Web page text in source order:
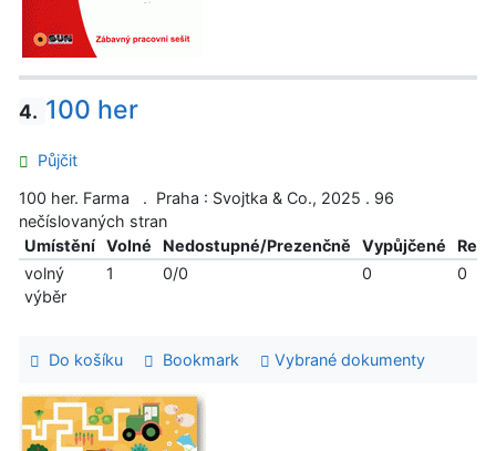
4. 100 her
Půjčit
100 her. Farma . Praha : Svojtka & Co., 2025 . 96
nečíslovaných stran
Umístění
Volné Nedostupné/Prezenčně Vypůjčené
volný
výběr
1 0/0 0 0
Do košíku Bookmark Vybrané dokumenty